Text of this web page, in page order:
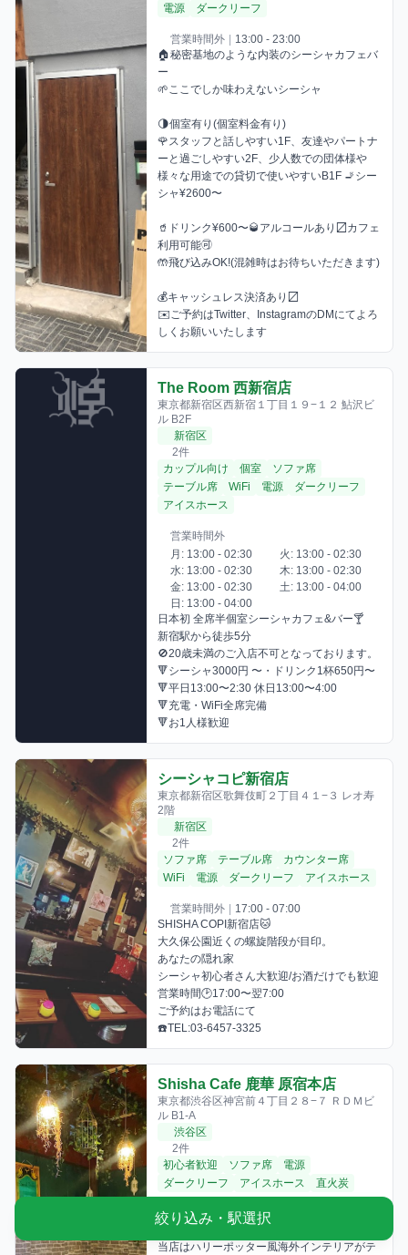
電源
ダークリーフ
営業時間外 | 13:00 - 23:00
🏠秘密基地のような内装のシーシャカフェバ
ー
🌱ここでしか味わえないシーシャ
🌗個室有り(個室料金有り)
🌹スタッフと話しやすい1F、友達やパートナ
ーと過ごしやすい2F、少人数での団体様や
様々な用途での貸切で使いやすいB1F 🚬シー
シャ¥2600〜
🥤ドリンク¥600〜🥃アルコールあり〼カフェ
利用可能🉑
🤲飛び込みOK!(混雑時はお待ちいただきます)
💰キャッシュレス決済あり〼
✉️ご予約はTwitter、InstagramのDMにてよろ
しくお願いいたします
The Room 西新宿店
東京都新宿区西新宿１丁目１９−１２ 鮎沢ビ
ル B2F
新宿区
2件
カップル向け
個室
ソファ席
テーブル席
WiFi 電源
ダークリーフ
アイスホース
営業時間外
月: 13:00 - 02:30
火: 13:00 - 02:30
水: 13:00 - 02:30
木: 13:00 - 02:30
金: 13:00 - 02:30
土: 13:00 - 04:00
日: 13:00 - 04:00
日本初 全席半個室シーシャカフェ&バー🍸
新宿駅から徒歩5分
🚫20歳未満のご入店不可となっております。
🔻シーシャ3000円 〜・ドリンク1杯650円〜
🔻平日13:00〜2:30 休日13:00〜4:00
🔻充電・WiFi全席完備
🔻お1人様歓迎
シーシャコピ新宿店
東京都新宿区歌舞伎町２丁目４１−３ レオ寿
2階
新宿区
2件
ソファ席
テーブル席
カウンター席
WiFi
電源 ダークリーフ アイスホース
営業時間外 | 17:00 - 07:00
SHISHA COPI新宿店🐱
大久保公園近くの螺旋階段が目印。
あなたの隠れ家
シーシャ初心者さん大歓迎/お酒だけでも歓迎
営業時間🕑17:00〜翌7:00
ご予約はお電話にて
☎️TEL:03-6457-3325
Shisha Cafe 鹿華 原宿本店
東京都渋谷区神宮前４丁目２８−７ ＲＤＭビ
ル B1-A
渋谷区
2件
初心者歓迎
ソファ席
電源
ダークリーフ
アイスホース 直火炭
営業時間外 | 13:00 - 00:00
原宿にある「Shisha Cafe＆Bar 鹿華」です。
当店はハリーポッター風海外インテリアがテ
絞り込み・駅選択